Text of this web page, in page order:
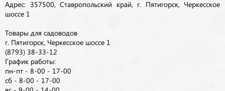
Адрес: 357500, Ставропольский край, г. Пятигорск, Черкесское
шоссе 1
Товары для садоводов
г. Пятигорск, Черкесское шоссе 1
(8793) 38-33-12
График работы:
пн-пт - 8-00 - 17-00
сб - 8-00 - 17-00
вс - 9-00 - 14-00